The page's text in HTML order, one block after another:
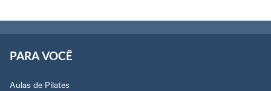
PARA VOCÊ
Aulas de Pilates